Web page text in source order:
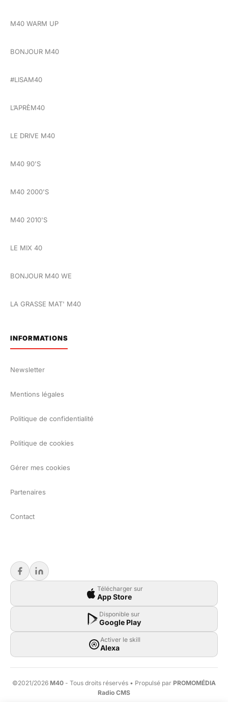
M40 WARM UP
BONJOUR M40
#LISAM40
L’APRÈM40
LE DRIVE M40
M40 90'S
M40 2000'S
M40 2010'S
LE MIX 40
BONJOUR M40 WE
LA GRASSE MAT' M40
INFORMATIONS
Newsletter
Mentions légales
Politique de confidentialité
Politique de cookies
Gérer mes cookies
Partenaires
Contact
Télécharger sur
App Store
Disponible sur
Google Play
Activer le skill
Alexa
©2021/2026 M40 - Tous droits réservés • Propulsé par PROMOMÉDIA
Radio CMS